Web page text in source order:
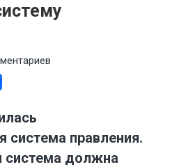
система правления.
система должна